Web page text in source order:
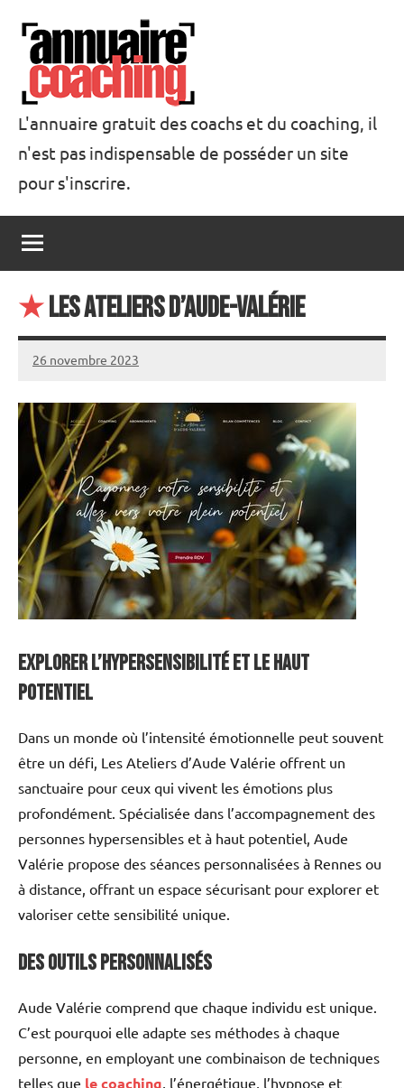
contenu
Annuaire
Coaching
L'annuaire gratuit des coachs et du coaching, il
n'est pas indispensable de posséder un site
pour s'inscrire.
★Les Ateliers d’Aude-Valérie
26 novembre 2023
annuairecoaching
Explorer l’Hypersensibilité et le Haut
Potentiel
Dans un monde où l’intensité émotionnelle peut souvent
être un défi, Les Ateliers d’Aude Valérie offrent un
sanctuaire pour ceux qui vivent les émotions plus
profondément. Spécialisée dans l’accompagnement des
personnes hypersensibles et à haut potentiel, Aude
Valérie propose des séances personnalisées à Rennes ou
à distance, offrant un espace sécurisant pour explorer et
valoriser cette sensibilité unique.
Des Outils Personnalisés
Aude Valérie comprend que chaque individu est unique.
C’est pourquoi elle adapte ses méthodes à chaque
personne, en employant une combinaison de techniques
telles que le coaching , l’énergétique, l’hypnose et